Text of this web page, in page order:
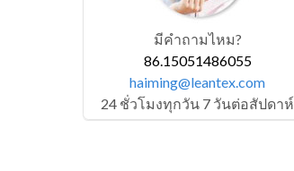
มีคำถามไหม?
86.15051486055
haiming@leantex.com
24 ชั่วโมงทุกวัน 7 วันต่อสัปดาห์